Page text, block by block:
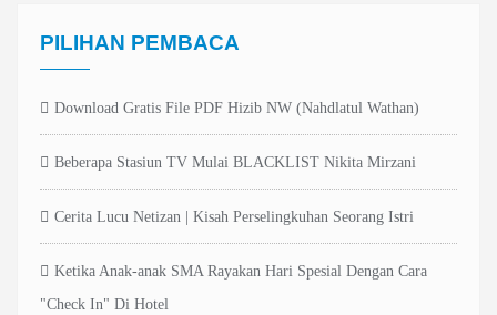
PILIHAN PEMBACA
Download Gratis File PDF Hizib NW (Nahdlatul Wathan)
Beberapa Stasiun TV Mulai BLACKLIST Nikita Mirzani
Cerita Lucu Netizan | Kisah Perselingkuhan Seorang Istri
Ketika Anak-anak SMA Rayakan Hari Spesial Dengan Cara
"Check In" Di Hotel